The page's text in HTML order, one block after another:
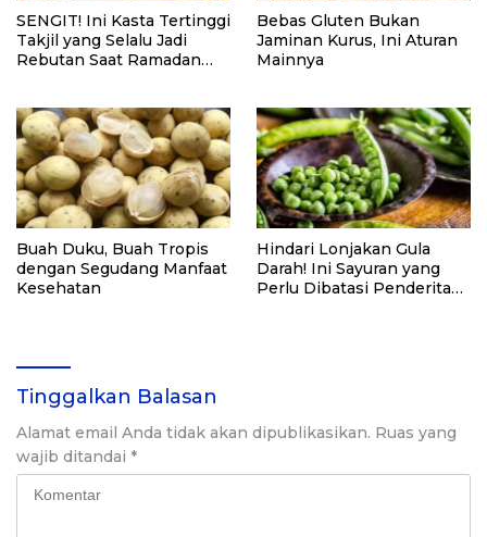
SENGIT! Ini Kasta Tertinggi
Takjil yang Selalu Jadi
Rebutan Saat Ramadan
Bebas Gluten Bukan
Jaminan Kurus, Ini Aturan
Mainnya
Buah Duku, Buah Tropis
dengan Segudang Manfaat
Kesehatan
Hindari Lonjakan Gula
Darah! Ini Sayuran yang
Perlu Dibatasi Penderita
Tinggalkan Balasan
Alamat email Anda tidak akan dipublikasikan. Ruas yang
wajib ditandai *